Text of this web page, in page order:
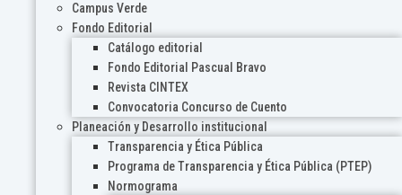
Campus Verde
Fondo Editorial
Catálogo editorial
Fondo Editorial Pascual Bravo
Revista CINTEX
Convocatoria Concurso de Cuento
Planeación y Desarrollo institucional
Transparencia y Ética Pública
Programa de Transparencia y Ética Pública (PTEP)
Normograma